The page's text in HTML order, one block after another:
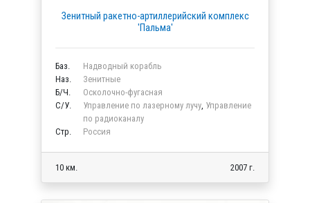
Зенитный ракетно-артиллерийский комплекс
'Пальма'
Баз.
Надводный корабль
Наз.
Зенитные
Б/Ч.
Осколочно-фугасная
C/У.
Управление по лазерному лучу Управление
по радиоканалу
Стр.
Россия
10 км. 2007 г.